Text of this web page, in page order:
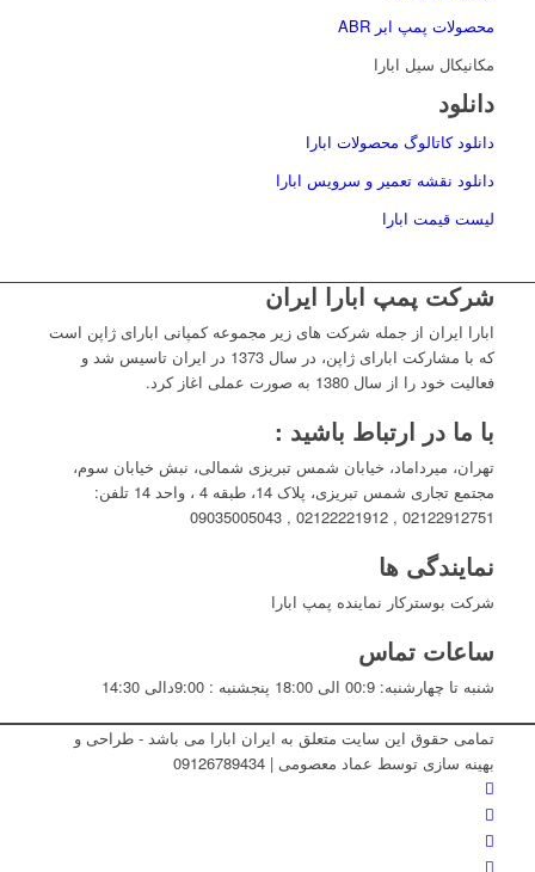
محصولات پمپ ابر ABR
مکانیکال سیل ابارا
دانلود
دانلود کاتالوگ محصولات ابارا
دانلود نقشه تعمیر و سرویس ابارا
لیست قیمت ابارا
شرکت پمپ ابارا ایران
ابارا ایران از جمله شرکت های زیر مجموعه کمپانی ابارای ژاپن است
که با مشارکت ابارای ژاپن، در سال 1373 در ایران تاسیس شد و
فعالیت خود را از سال 1380 به صورت عملی اغاز کرد.
با ما در ارتباط باشید :
تهران، میرداماد، خیابان شمس تبریزی شمالی، نبش خیابان سوم،
مجتمع تجاری شمس تبریزی، پلاک 14، طبقه 4 ، واحد 14 تلفن:
02122912751 , 02122221912 , 09035005043
نمایندگی ها
شرکت بوسترکار نماینده پمپ ابارا
ساعات تماس
شنبه تا چهارشنبه: 00:9 الی 18:00 پنجشنبه : 9:00دالی 14:30
تمامی حقوق این سایت متعلق به ایران ابارا می باشد - طراحی و
بهینه سازی توسط عماد معصومی | 09126789434